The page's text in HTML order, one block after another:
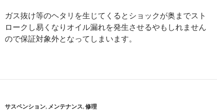
ガス抜け等のヘタリを生じてくるとショックが奥までスト
ロークし易くなりオイル漏れを発生させるやもしれません
ので保証対象外となってしまいます。
サスペンション, メンテナンス,修理